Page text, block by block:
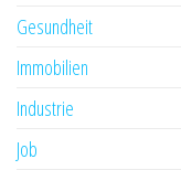
Gesundheit
Immobilien
Industrie
Job